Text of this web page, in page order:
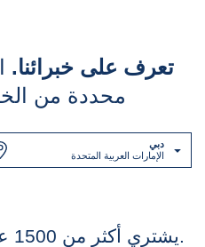
تعرف على خبرائنا.
محددة من
دبي
الإمارات العربية المتحدة
يشتري أكثر من 1500 عميل منزلًا معنا كل عام.